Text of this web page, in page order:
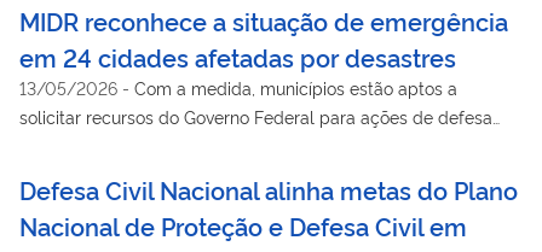
MIDR reconhece a situação de emergência
em 24 cidades afetadas por desastres
13/05/2026 - Com a medida, municípios estão aptos a
solicitar recursos do Governo Federal para ações de defesa
Defesa Civil Nacional alinha metas do Plano
Nacional de Proteção e Defesa Civil em